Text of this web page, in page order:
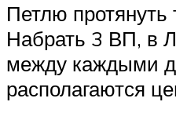
Петлю протянуть
Набрать 3 ВП, в
между каждыми
располагаются